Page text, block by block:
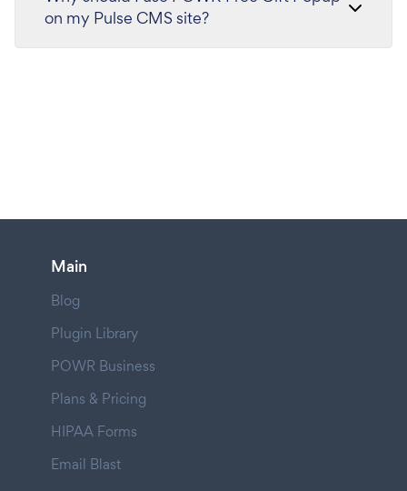
on my Pulse CMS site?
Main
Blog
Plugin Library
POWR Business
Plans & Pricing
HIPAA Forms
Email Blast